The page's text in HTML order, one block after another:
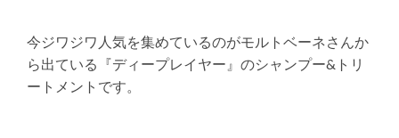
今ジワジワ人気を集めているのがモルトベーネさんか
ら出ている『ディープレイヤー』のシャンプー&トリ
ートメントです。